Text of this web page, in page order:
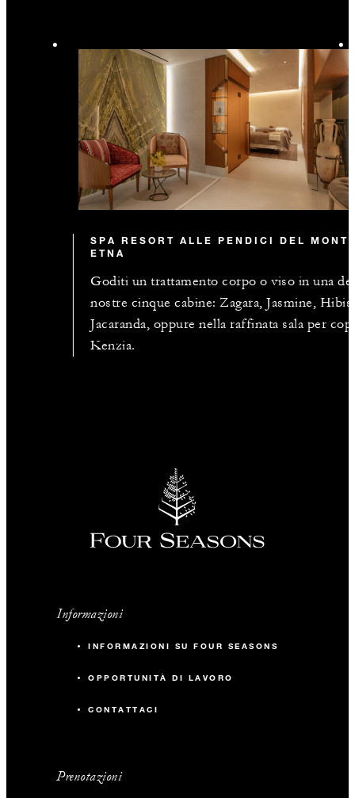
SPA RESORT ALLE PENDICI DEL
ETNA
Goditi un trattamento corpo o viso in una
nostre cinque cabine: Zagara, Jasmine,
Jacaranda, oppure nella raffinata sala per
Kenzia.
Informazioni
INFORMAZIONI SU FOUR SEASONS
OPPORTUNITÀ DI LAVORO
CONTATTACI
Prenotazioni